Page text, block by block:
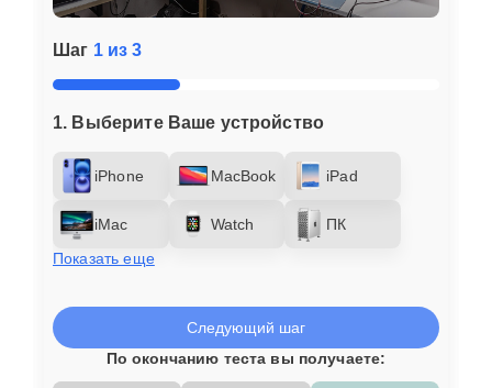
Шаг 1 из 3
1. Выберите Ваше устройство
iPhone MacBook iPad
iMac Watch
ПК
Показать еще
Следующий шаг
По окончанию теста вы получаете: